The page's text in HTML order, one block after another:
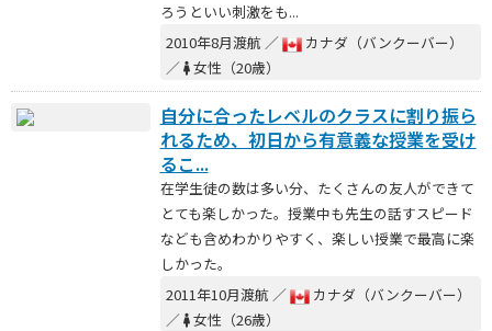
ろうといい刺激をも...
2010年8月渡航 ／
カナダ（バンクーバー）
／ 女性（20歳）
自分に合ったレベルのクラスに割り振ら
れるため、初日から有意義な授業を受け
るこ...
在学生徒の数は多い分、たくさんの友人ができて
とても楽しかった。授業中も先生の話すスピード
なども含めわかりやすく、楽しい授業で最高に楽
しかった。
2011年10月渡航 ／
カナダ（バンクーバー）
／ 女性（26歳）